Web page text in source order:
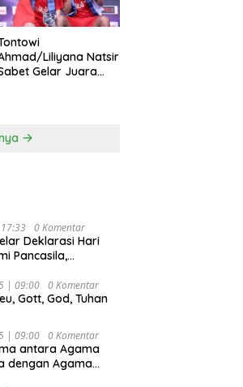
Liliyana Natsir
Gelar Juara
0 Komentar
Deklarasi Hari
Pancasila,
Penjajahan
Politik Indonesia) &
Nasional dan
dalam Menata
Emas 2045”,
| 09:00 0 Komentar
Gott, God, Tuhan
| 09:00 0 Komentar
antara Agama
dengan Agama